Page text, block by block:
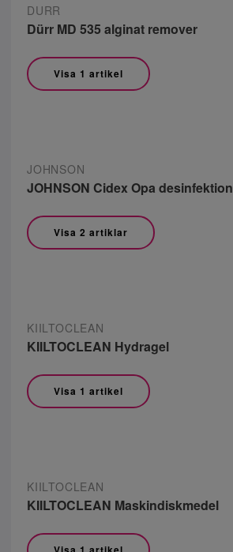
DURR
Dürr MD 535 alginat remover
Visa 1 artikel
JOHNSON
JOHNSON Cidex Opa desinfektion
Visa 2 artiklar
KIILTOCLEAN
KIILTOCLEAN Hydragel
Visa 1 artikel
KIILTOCLEAN
KIILTOCLEAN Maskindiskmedel